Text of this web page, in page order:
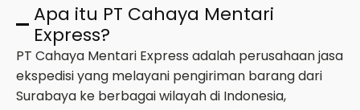
Apa itu PT Cahaya Mentari
Express?
PT Cahaya Mentari Express adalah perusahaan jasa
ekspedisi yang melayani pengiriman barang dari
Surabaya ke berbagai wilayah di Indonesia,